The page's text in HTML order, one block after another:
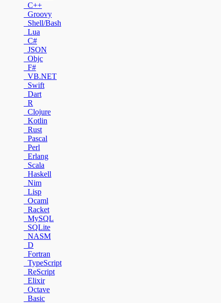
C++
Groovy
Shell/Bash
Lua
C#
JSON
Objc
F#
VB.NET
Swift
Dart
R
Clojure
Kotlin
Rust
Pascal
Perl
Erlang
Scala
Haskell
Nim
Lisp
Ocaml
Racket
MySQL
SQLite
NASM
D
Fortran
TypeScript
ReScript
Elixir
Octave
Basic